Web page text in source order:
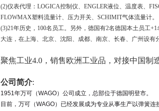
(2)仪表代理：LOGICA控制仪、ENGLER液位、温度表、
FLOWMAX塑料流量计、压力开关、SCHIMIT气体流量计。
(3)21年历史，100名员工。另外，德国有2名德国本土员工
大连，在上海、北京、沈阳、成都、南京、长春、广州设有
聚焦工业4.0，销售欧洲工业品， 对接中国制
公司简介:
1951年万可（WAGO）公司成立，总部位于德国明登市。
目前，万可（WAGO）已经发展成为专业从事生产以弹簧